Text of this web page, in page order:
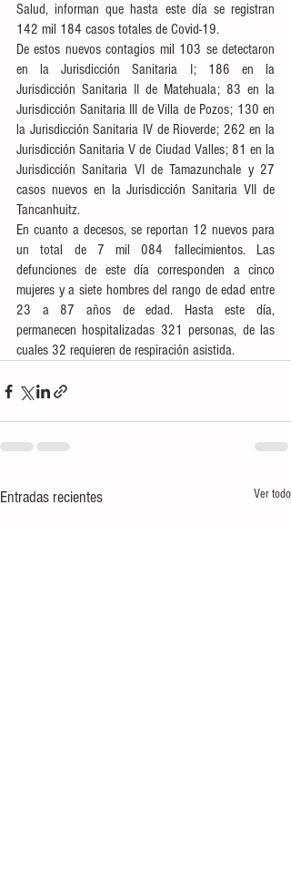
Salud, informan que hasta este día se registran
142 mil 184 casos totales de Covid-19.
De estos nuevos contagios mil 103 se detectaron
en la Jurisdicción Sanitaria I; 186 en la
Jurisdicción Sanitaria II de Matehuala; 83 en la
Jurisdicción Sanitaria III de Villa de Pozos; 130 en
la Jurisdicción Sanitaria IV de Rioverde; 262 en la
Jurisdicción Sanitaria V de Ciudad Valles; 81 en la
Jurisdicción Sanitaria VI de Tamazunchale y 27
casos nuevos en la Jurisdicción Sanitaria VII de
Tancanhuitz.
En cuanto a decesos, se reportan 12 nuevos para
un total de 7 mil 084 fallecimientos. Las
defunciones de este día corresponden a cinco
mujeres y a siete hombres del rango de edad entre
23 a 87 años de edad. Hasta este día,
permanecen hospitalizadas 321 personas, de las
cuales 32 requieren de respiración asistida.
Entradas recientes Ver todo